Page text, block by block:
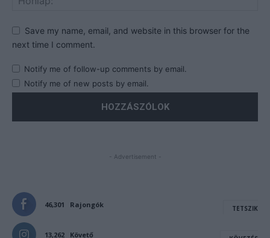
Save my name, email, and website in this browser for the
next time I comment.
Notify me of follow-up comments by email.
Notify me of new posts by email.
- Advertisement -
46,301 Rajongók TETSZIK
13,262 Követő